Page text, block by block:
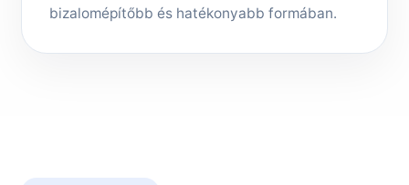
bizalomépítőbb és hatékonyabb formában.